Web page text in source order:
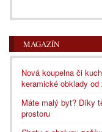
MAGAZÍN
Nová koupelna či
keramické obklady
Máte malý byt? Díky
prostoru